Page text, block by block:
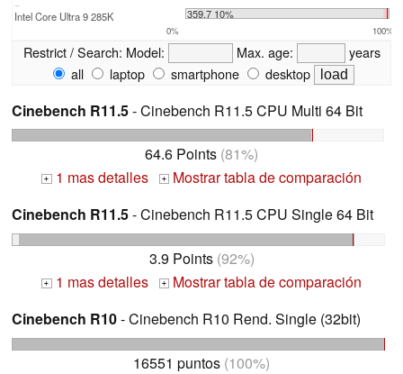
Intel Core Ultra 9 285K 359.7 10%
0% 100%
Restrict / Search: Model: Max. age:
years
all
laptop smartphone desktop
Cinebench R11.5- Cinebench R11.5 CPU Multi 64 Bit
64.6 Points (81%)
+ 1 mas detalles +
Mostrar tabla de comparación
Cinebench R11.5- Cinebench R11.5 CPU Single 64 Bit
3.9 Points(92%)
+ 1 mas detalles +
Mostrar tabla de comparación
Cinebench R10- Cinebench R10 Rend. Single (32bit)
16551 puntos (100%)